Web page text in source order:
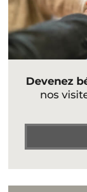
Devenez
nos